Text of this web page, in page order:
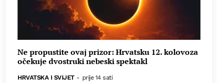
Ne propustite ovaj prizor: Hrvatsku 12. kolovoza
očekuje dvostruki nebeski spektakl
HRVATSKA I SVIJET - prije 14 sati